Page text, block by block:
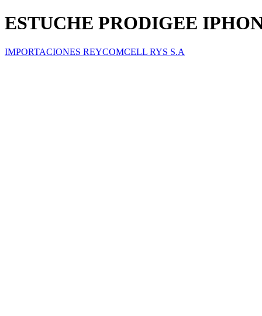
ESTUCHE PRODIGEE
IMPORTACIONES REYCOMCELL RYS S.A